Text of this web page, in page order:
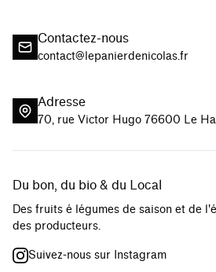
Contactez-nous
contact@lepanierdenicolas.fr
Adresse
70, rue Victor Hugo 76600 Le
Du bon, du bio & du Local
Des fruits é légumes de saison et de
des producteurs.
Suivez-nous sur Instagram